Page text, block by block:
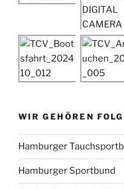
WIR GEHÖREN
Hamburger
Hamburger Sportbund